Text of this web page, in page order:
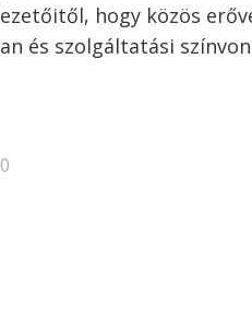
hogy közös
és szolgáltatási